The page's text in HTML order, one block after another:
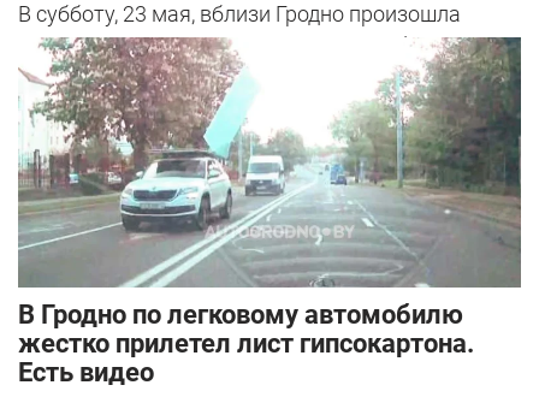
В субботу, 23 мая, вблизи Гродно произошла
серьезная авария – столкнулись Mazda и
Peugeot. Читатель АвтоГродно поделился...
В Гродно по легковому автомобилю
жестко прилетел лист гипсокартона.
Есть видео